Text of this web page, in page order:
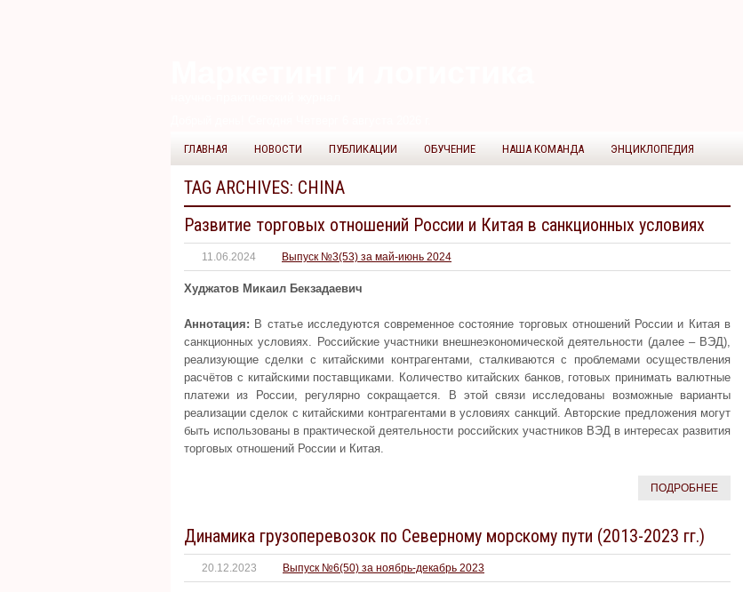
ГЛАВНАЯ НОВОСТИ ПУБЛИКАЦИИ ОБУЧЕНИЕ НАША КОМАНДА ЭНЦИКЛОПЕДИЯ
TAG ARCHIVES: CHINA
Развитие торговых отношений России и Китая в санкционных условиях
11.06.2024 Выпуск №3(53) за май-июнь 2024
Худжатов Микаил Бекзадаевич
Аннотация: В статье исследуются современное состояние торговых отношений России и Китая в
санкционных условиях. Российские участники внешнеэкономической деятельности (далее – ВЭД),
реализующие сделки с китайскими контрагентами, сталкиваются с проблемами осуществления
расчётов с китайскими поставщиками. Количество китайских банков, готовых принимать валютные
платежи из России, регулярно сокращается. В этой связи исследованы возможные варианты
реализации сделок с китайскими контрагентами в условиях санкций. Авторские предложения могут
быть использованы в практической деятельности российских участников ВЭД в интересах развития
торговых отношений России и Китая.
ПОДРОБНЕЕ
Динамика грузоперевозок по Северному морскому пути (2013-2023 гг.)
20.12.2023 Выпуск №6(50) за ноябрь-декабрь 2023